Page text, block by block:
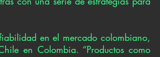
en el mercado colombiano,
en Colombia. “Productos como